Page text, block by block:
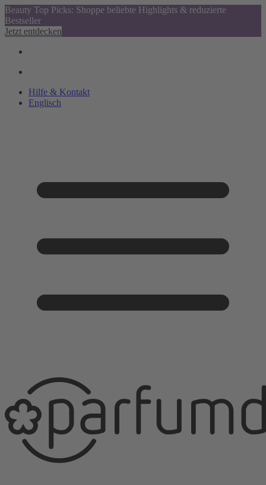
Beauty Top Picks: Shoppe beliebte Highlights & reduzierte
Bestseller
Jetzt entdecken
Hilfe & Kontakt
Englisch